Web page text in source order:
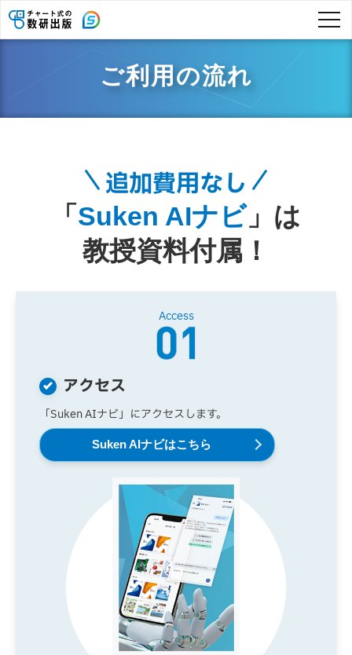
ご利用の流れ
追加費用なし
「 Suken AIナビ」は
教授資料付属！
Access
アクセス
「Suken AIナビ」にアクセスします。
Suken AIナビはこちら